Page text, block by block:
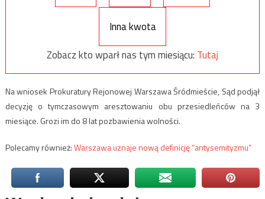
Inna kwota
Zobacz kto wparł nas tym miesiącu: Tutaj
Na wniosek Prokuratury Rejonowej Warszawa Śródmieście, Sąd podjął
decyzję o tymczasowym aresztowaniu obu przesiedleńców na 3
miesiące. Grozi im do 8 lat pozbawienia wolności.
Polecamy również:Warszawa uznaje nową definicję “antysemityzmu”